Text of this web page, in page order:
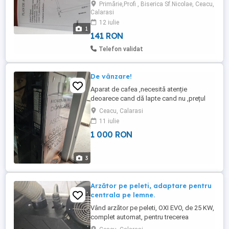
1
poarta.La șapte minute de Călărași,ideal
pentru o casa generoasa cu gradina sau
investiție.Pret ...
Primărie,Profi , Biserica Sf.Nicolae, Ceacu,
Calarasi
12 iulie
141 RON
Telefon validat
3
De vânzare!
Aparat de cafea ,necesită atenție
deoarece cand dă lapte cand nu ,prețul
este 1000 de lei negociabil ,mulțumesc
Ceacu, Calarasi
11 iulie
1 000 RON
Arzător pe peleti, adaptare pentru
centrala pe lemne.
Vând arzător pe peleti, OXI EVO, de 25 KW,
complet automat, pentru trecerea
centralelor pe lemne, la peleti, sau alte